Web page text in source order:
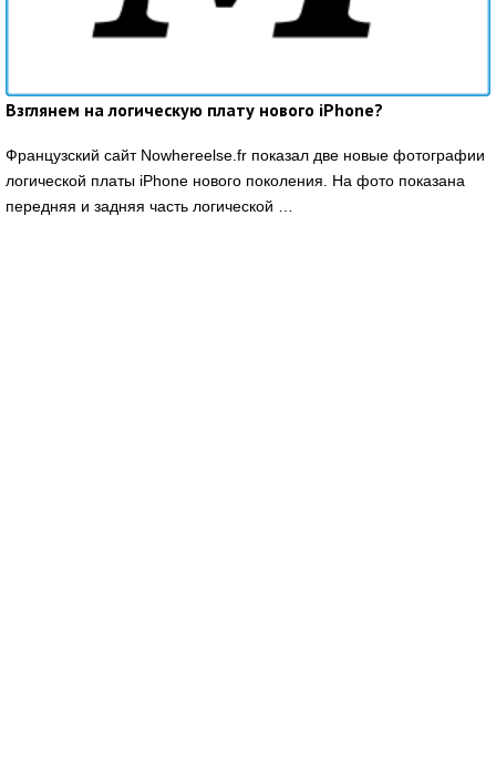
Взглянем на логическую плату нового iPhone?
Французский сайт Nowhereelse.fr показал две новые фотографии
логической платы iPhone нового поколения. На фото показана
передняя и задняя часть логической …